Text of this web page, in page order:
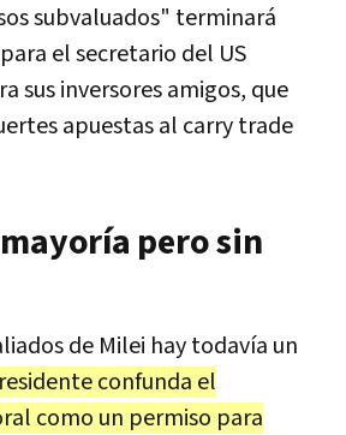
subvaluados" terminará
el secretario del US
sus inversores amigos, que
apuestas al carry trade
pero sin
de Milei hay todavía un
confunda el
como un permiso para